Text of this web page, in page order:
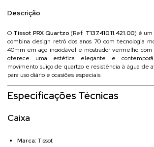
Descrição
O Tissot PRX Quartzo(Ref. T137.410.11.421.00) é um
combina design retrô dos anos 70 com tecnologia
40mm em aço inoxidável e mostrador vermelho com
oferece uma estética elegante e
movimento suíço de quartzo e resistência à água de
para uso diário e ocasiões especiais.
Especificações Técnicas
Caixa
Marca: Tissot